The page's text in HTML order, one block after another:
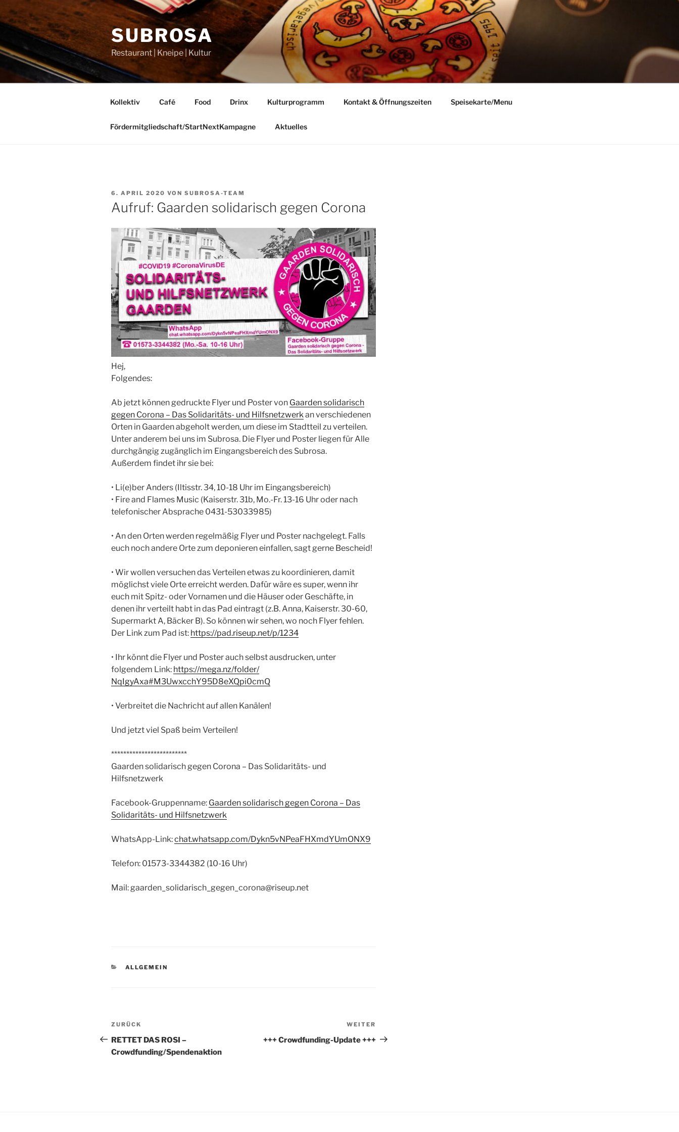
Inhalt
springen
SUBROSA
Restaurant | Kneipe | Kultur
Kollektiv Café Food Drinx Kulturprogramm Kontakt & Öffnungszeiten Speisekarte/Menu
Fördermitgliedschaft/StartNextKampagne Aktuelles
VERÖFFENTLICHT
AM
6. APRIL 2020 VON SUBROSA-TEAM
Aufruf: Gaarden solidarisch gegen Corona
Hej,
Folgendes:
Ab jetzt können gedruckte Flyer und Poster von Gaarden solidarisch
gegen Corona – Das Solidaritäts- und Hilfsnetzwerkan verschiedenen
Orten in Gaarden abgeholt werden, um diese im Stadtteil zu verteilen.
Unter anderem bei uns im Subrosa. Die Flyer und Poster liegen für Alle
durchgängig zugänglich im Eingangsbereich des Subrosa.
Außerdem findet ihr sie bei:
• Li(e)ber Anders (Iltisstr. 34, 10-18 Uhr im Eingangsbereich)
• Fire and Flames Music (Kaiserstr. 31b, Mo.-Fr. 13-16 Uhr oder nach
telefonischer Absprache 0431-53033985)
• An den Orten werden regelmäßig Flyer und Poster nachgelegt. Falls
euch noch andere Orte zum deponieren einfallen, sagt gerne Bescheid!
• Wir wollen versuchen das Verteilen etwas zu koordinieren, damit
möglichst viele Orte erreicht werden. Dafür wäre es super, wenn ihr
euch mit Spitz- oder Vornamen und die Häuser oder Geschäfte, in
denen ihr verteilt habt in das Pad eintragt (z.B. Anna, Kaiserstr. 30-60,
Supermarkt A, Bäcker B). So können wir sehen, wo noch Flyer fehlen.
Der Link zum Pad ist: https://pad.riseup.net/p/1234
• Ihr könnt die Flyer und Poster auch selbst ausdrucken, unter
folgendem Link: https://mega.nz/folder/
NqIgyAxa#M3UwxcchY95D8eXQpi0cmQ
• Verbreitet die Nachricht auf allen Kanälen!
Und jetzt viel Spaß beim Verteilen!
*************************
Gaarden solidarisch gegen Corona – Das Solidaritäts- und
Hilfsnetzwerk
Facebook-Gruppenname: Gaarden solidarisch gegen Corona – Das
Solidaritäts- und Hilfsnetzwerk
WhatsApp-Link:chat.whatsapp.com/Dykn5vNPeaFHXmdYUmONX9
Telefon: 01573-3344382 (10-16 Uhr)
Mail: gaarden_solidarisch_gegen_ corona@riseup.net
KATEGORIEN
ALLGEMEIN
Beitragsnavigation
Vorheriger
Beitrag
ZURÜCK
RETTET DAS ROSI –
Crowdfunding/Spendenaktion
Beitrag
WEITER
+++ Crowdfunding-Update +++